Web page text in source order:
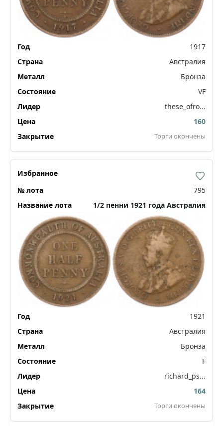
1917
Австралия
Бронза
VF
these_ofro...
160
Торги окончены
795
1/2 пенни 1921 года Австралия
1921
Австралия
Бронза
F
richard_ps...
164
Торги окончены